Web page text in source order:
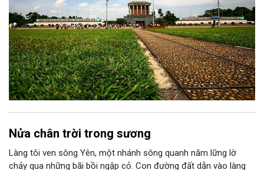
Nửa chân trời trong sương
Làng tôi ven sông Yên, một nhánh sông quanh năm lững lờ
chảy qua những bãi bồi ngập cỏ. Con đường đất dẫn vào làng